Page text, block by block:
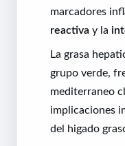
marcadores
reactiva y la
La grasa
grupo verde,
mediterraneo
implicaciones
del higado